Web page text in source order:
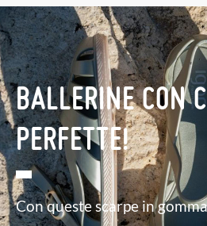
BALLERINE CON
PERFETTE!
Con queste scarpe in